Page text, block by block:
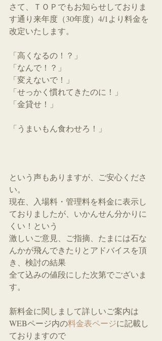
さて、ＴＯＰでもお知らせしておりま
す通り来年度（30年度）4/1より料金を
改定いたします。
「高くなるの！？」
「なんで！？」
「変えないで！」
「せっかく慣れてきたのに！」
「金貸せ！」
「うまいもん食わせろ！」
という声もありますが、ご安心くださ
い。
現在、入場料・管理料を料金に表示し
ておりましたが、いかんせん分かりに
くい！という
激しいご意見、ご指摘、たまには石な
んかが飛んできたりとアドバイスを頂
き、検討の結果
全て込みの値段にした次第でございま
す。
新料金に関しまして詳しいご案内は
WEBページ内の料金表ページに記載し
ておりますので